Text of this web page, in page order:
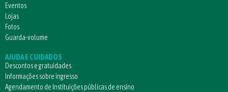
Eventos
Lojas
Fotos
Guarda-volume
AJUDA E CUIDADOS
Descontos e gratuidades
Informações sobre ingresso
Agendamento de Instituições públicas de ensino